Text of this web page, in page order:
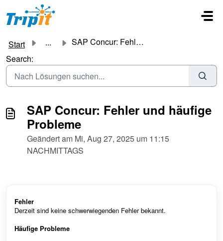
Zum hauptsächlichen Inhalt gehen
Start ...
SAP Concur: Fehler und häufige Probleme
Search:
SAP Concur: Fehler und häufige
Probleme
Geändert am Mi, Aug 27, 2025 um 11:15
NACHMITTAGS
Fehler
Derzeit sind keine schwerwiegenden Fehler bekannt.
Häufige Probleme